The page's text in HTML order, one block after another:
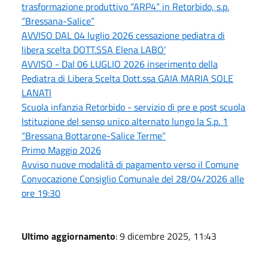
trasformazione produttivo “ARP4” in Retorbido, s.p.
“Bressana-Salice”
AVVISO DAL 04 luglio 2026 cessazione pediatra di
libera scelta DOTT.SSA Elena LABO’
AVVISO - Dal 06 LUGLIO 2026 inserimento della
Pediatra di Libera Scelta Dott.ssa GAIA MARIA SOLE
LANATI
Scuola infanzia Retorbido - servizio di pre e post scuola
Istituzione del senso unico alternato lungo la S.p. 1
“Bressana Bottarone-Salice Terme”
Primo Maggio 2026
Avviso nuove modalità di pagamento verso il Comune
Convocazione Consiglio Comunale del 28/04/2026 alle
ore 19:30
Ultimo aggiornamento: 9 dicembre 2025, 11:43